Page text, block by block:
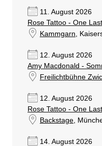
11. August 2026
Rose Tattoo - One
Kammgarn,
12. August 2026
Amy Macdonald -
Freilichtbühne
12. August 2026
Rose Tattoo - One
Backstage,
14. August 2026